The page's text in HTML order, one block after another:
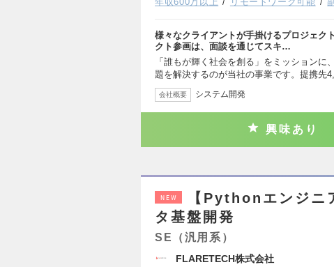
様々なクライアントが手掛けるプロジェク
クト参画は、面談を通じてスキ…
「誰もが輝く社会を創る」をミッション
題を解決するのが当社の事業です。提携先
会社概要 システム開発
興味あり
NEW
【Pythonエンジニ
タ基盤開発
SE（汎用系）
FLARETECH株式会社